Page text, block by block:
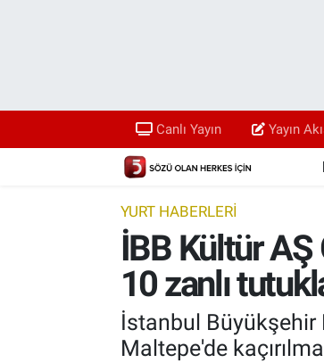
Canlı Yayın Yayın
YURT HABERLERİ
İBB Kültür AŞ
10 zanlı
İstanbul Büyükşehir
Maltepe'de
Yayın Akışı
TV 5 Ekranı ve Arşiv